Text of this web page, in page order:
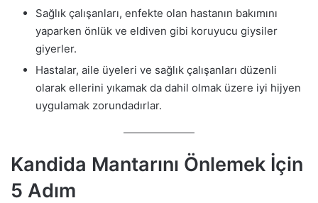
Sağlık çalışanları, enfekte olan hastanın bakımını
yaparken önlük ve eldiven gibi koruyucu giysiler
giyerler.
Hastalar, aile üyeleri ve sağlık çalışanları düzenli
olarak ellerini yıkamak da dahil olmak üzere iyi hijyen
uygulamak zorundadırlar.
Kandida Mantarını Önlemek İçin
5 Adım